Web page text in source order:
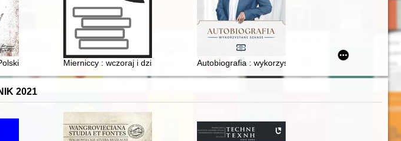
mundurowych w czasie II wojny światowej
: millenium dwu koronacji 1025-2025
Mierniccy : wczoraj i dziś Autobiografia : wykorzystane szanse
2021